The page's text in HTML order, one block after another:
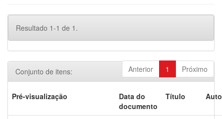
Resultado 1-1 de 1.
Anterior 1 Próximo
Conjunto de itens:
Pré-visualização
Data do
documento
Título